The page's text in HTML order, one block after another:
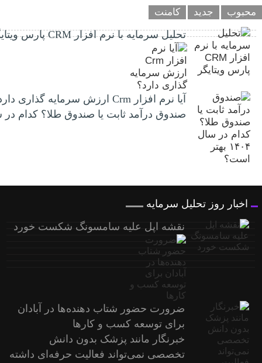
محبوب جدید کامنت
تحلیل سرمایه با نرم افزار CRM پارس ویتایگر
آیا نرم افزار Crm ارزش سرمایه گذاری دارد؟
صندوق درآمد ثابت یا صندوق طلا؟ کدام در سال ۱۴۰۴
اخبار روز تحلیل سرمایه
نقشه اپل علیه سامسونگ شکست خورد
ضرورت حضور شتاب ‌دهنده‌ها در آبادان
برای توسعه کسب‌ و کارها
خبرنگار مانند پزشک بدون دانش
تخصصی نمی‌تواند فعالیت حرفه‌ای داشته